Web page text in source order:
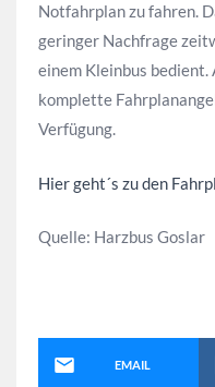
Notfahrplan zu fahren.
geringer Nachfrage
einem Kleinbus bedient.
komplette
Verfügung.
Hier geht´s zu den
Quelle: Harzbus Goslar
EMAIL